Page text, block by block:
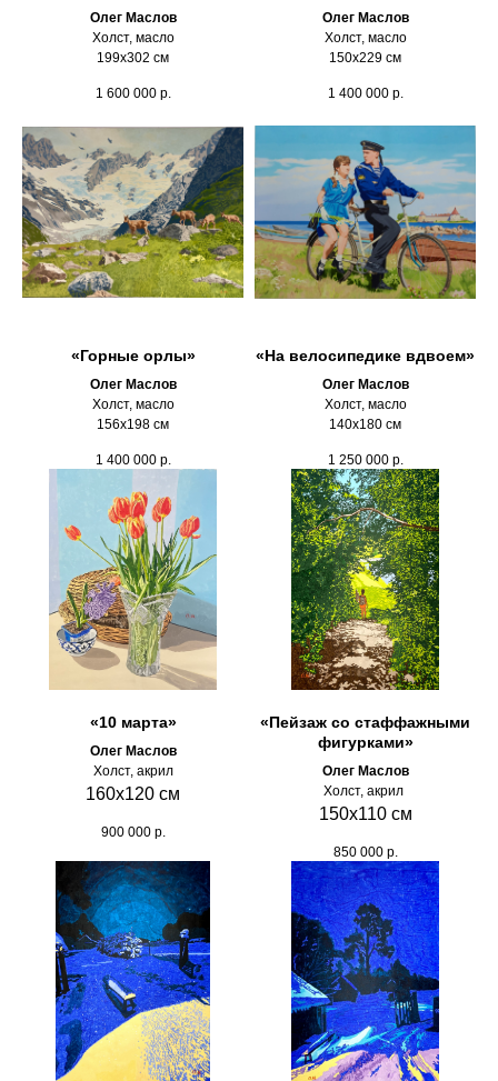
Олег Маслов
Холст, масло
199х302 см
1 600 000 р.
Олег Маслов
Холст, масло
150х229 см
1 400 000 р.
«Горные орлы»
Олег Маслов
Холст, масло
156х198 см
1 400 000 р.
«На велосипедике вдвоем»
Олег Маслов
Холст, масло
140х180 см
1 250 000 р.
«10 марта»
Олег Маслов
Холст, акрил
160х120 см
900 000 р.
«Пейзаж со стаффажными
фигурками»
Олег Маслов
Холст, акрил
150х110 см
850 000 р.